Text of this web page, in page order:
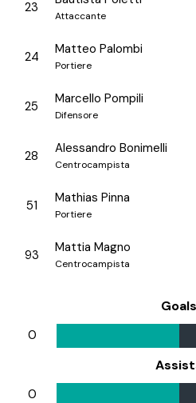
23
Attaccante
24 Matteo Palombi
Portiere
25 Marcello Pompili
Difensore
28 Alessandro Bonimelli
Centrocampista
51 Mathias Pinna
Portiere
93 Mattia Magno
Centrocampista
Goals
0
0